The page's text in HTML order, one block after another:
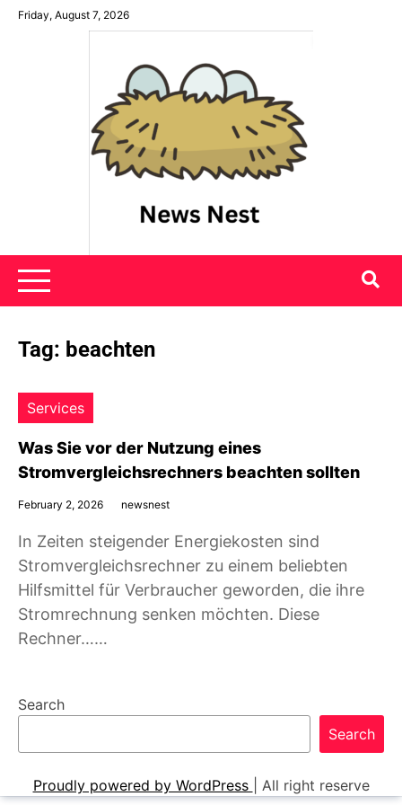
SkipFriday, August 7, 2026
News Nest
Tag: beachten
Services
Was Sie vor der Nutzung eines
Stromvergleichsrechners beachten sollten
February 2, 2026 newsnest
In Zeiten steigender Energiekosten sind
Stromvergleichsrechner zu einem beliebten
Hilfsmittel für Verbraucher geworden, die ihre
Stromrechnung senken möchten. Diese
Rechner……
Search
Search
Proudly powered by WordPress All right reserve